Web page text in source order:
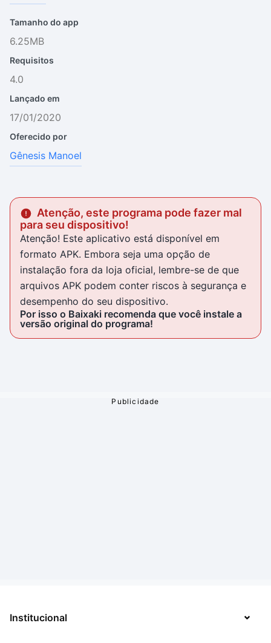
Tamanho do app
6.25MB
Requisitos
4.0
Lançado em
17/01/2020
Oferecido por
Gênesis Manoel
Atenção, este programa pode fazer mal
para seu dispositivo!
Atenção! Este aplicativo está disponível em
formato APK. Embora seja uma opção de
instalação fora da loja oficial, lembre-se de que
arquivos APK podem conter riscos à segurança e
desempenho do seu dispositivo.
Por isso o Baixaki recomenda que você instale a
versão original do programa!
Institucional